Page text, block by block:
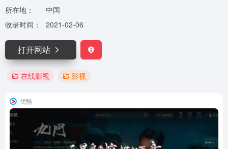
所在地：
中国
收录时间：
2021-02-06
打开网站
在线影视 影视
优酷